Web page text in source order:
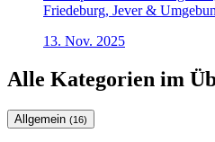
Friedeburg, Jever &
13. Nov. 2025
Alle Kategorien im
Allgemein (16)